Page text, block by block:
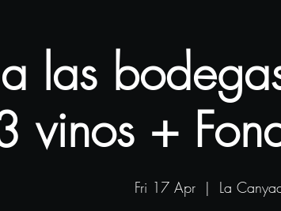
las
vinos +
Fri 17 Apr
  |
La